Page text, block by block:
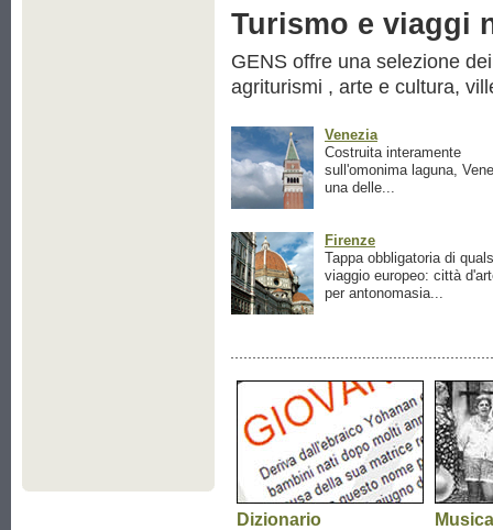
Turismo e viaggi
GENS offre una selezione
agriturismi , arte e cultura,
Venezia
Costruita interamente
sull'omonima laguna,
una delle...
Firenze
Tappa obbligatoria di
viaggio europeo: città
per antonomasia...
Dizionario
Musica